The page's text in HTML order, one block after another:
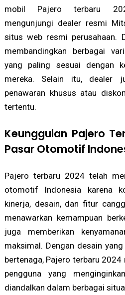
mobil Pajero terbaru
mengunjungi dealer resmi
situs web resmi perusahaan.
membandingkan berbagai
yang paling sesuai dengan
mereka. Selain itu, dealer
penawaran khusus atau
tertentu.
Keunggulan Pajero
Pasar Otomotif
Pajero terbaru 2024 telah
otomotif Indonesia karena
kinerja, desain, dan fitur
menawarkan kemampuan
juga memberikan
maksimal. Dengan desain
bertenaga, Pajero terbaru
pengguna yang
diandalkan dalam berbagai